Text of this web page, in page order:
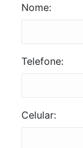
Nome:
Telefone:
Celular: